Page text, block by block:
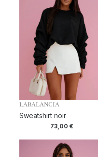
LABALANCIA
Sweatshirt noir
73,00 €